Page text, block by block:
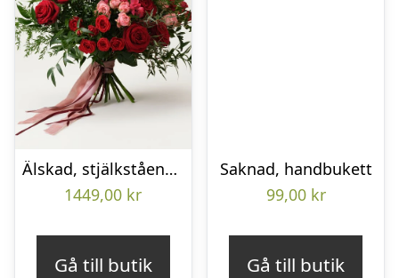
Älskad, stjälkstående bukett
1449,00 kr
Gå till butik
Saknad, handbukett
99,00 kr
Gå till butik